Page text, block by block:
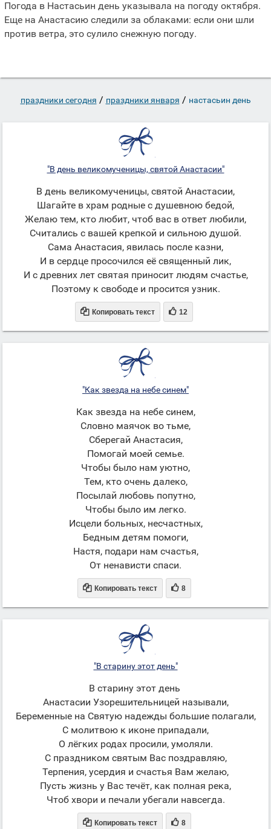
Погода в Настасьин день указывала на погоду октября.
Еще на Анастасию следили за облаками: если они шли
против ветра, это сулило снежную погоду.
праздники сегодня / праздники января / настасьин день
"В день великомученицы, святой Анастасии"
В день великомученицы, святой Анастасии,
Шагайте в храм родные с душевною бедой,
Желаю тем, кто любит, чтоб вас в ответ любили,
Считались с вашей крепкой и сильною душой.
Сама Анастасия, явилась после казни,
И в сердце просочился её священный лик,
И с древних лет святая приносит людям счастье,
Поэтому к свободе и просится узник.
 Копировать текст  12
"Как звезда на небе синем"
Как звезда на небе синем,
Словно маячок во тьме,
Сберегай Анастасия,
Помогай моей семье.
Чтобы было нам уютно,
Тем, кто очень далеко,
Посылай любовь попутно,
Чтобы было им легко.
Исцели больных, несчастных,
Бедным детям помоги,
Настя, подари нам счастья,
От ненависти спаси.
 Копировать текст  8
"В старину этот день"
В старину этот день
Анастасии Узорешительницей называли,
Беременные на Святую надежды большие полагали,
С молитвою к иконе припадали,
О лёгких родах просили, умоляли.
С праздником святым Вас поздравляю,
Терпения, усердия и счастья Вам желаю,
Пусть жизнь у Вас течёт, как полная река,
Чтоб хвори и печали убегали навсегда.
 Копировать текст  8